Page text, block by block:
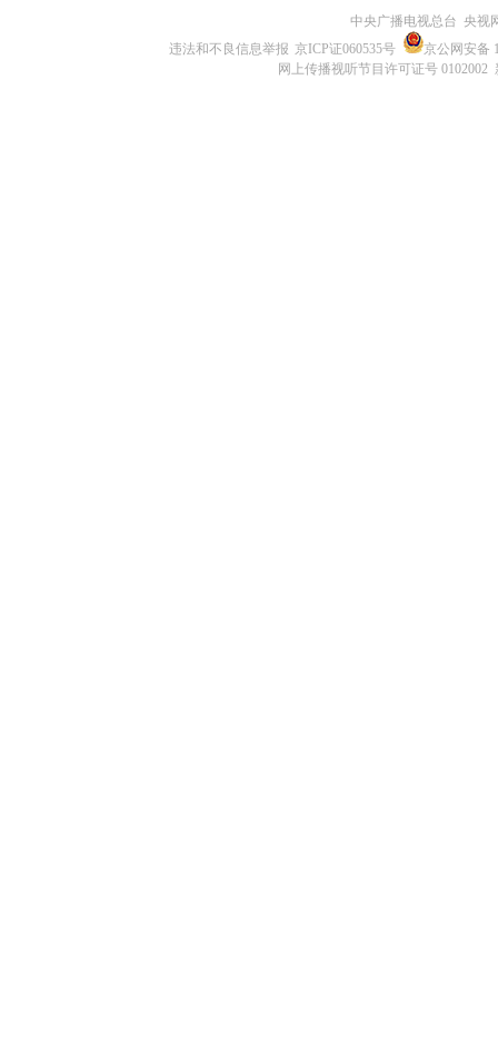
中央广播电视总台 央视
违法和不良信息举报 京ICP证060535号
京公网安备
网上传播视听节目许可证号 0102002